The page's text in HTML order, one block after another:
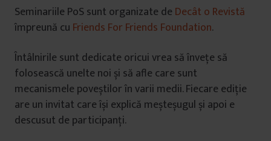
Seminariile PoS sunt organizate de Decât o Revistă
împreună cu Friends For Friends Foundation.
Întâlnirile sunt dedicate oricui vrea să învețe să
folosească unelte noi și să afle care sunt
mecanismele poveștilor în varii medii. Fiecare ediție
are un invitat care își explică meșteșugul și apoi e
descusut de participanți.